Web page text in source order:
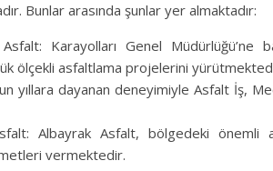
Bunlar arasında şunlar yer almaktadır:
Karayolları Genel Müdürlüğü’ne
ölçekli asfaltlama projelerini
yıllara dayanan deneyimiyle Asfalt İş,
Albayrak Asfalt, bölgedeki önemli
vermektedir.